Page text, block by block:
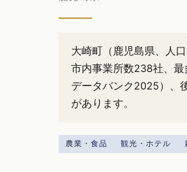
大崎町（鹿児島県、人
市内事業所数238社、
データバンク2025）、
があります。
農業・食品 観光・ホテル